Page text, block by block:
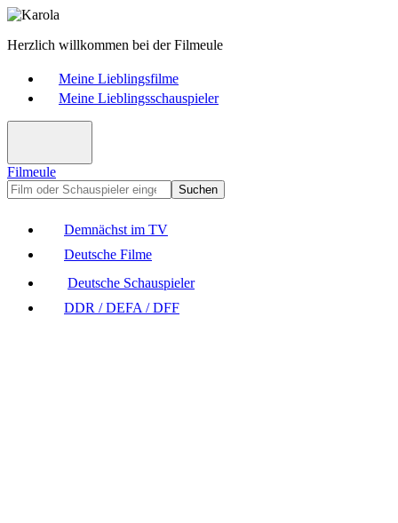
Herzlich willkommen bei der Filmeule
Meine Lieblingsfilme
Meine Lieblingsschauspieler
Filmeule
Suchen
Demnächst im TV
Deutsche Filme
Deutsche Schauspieler
DDR / DEFA / DFF